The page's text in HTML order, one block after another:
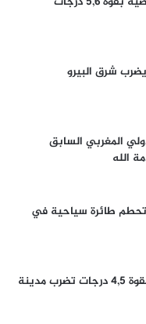
المغربي السابق
الله
تحطم طائرة سياحية في
فنزويلا.. هزة أرضية بقوة 4,5 درجات تضرب مدينة